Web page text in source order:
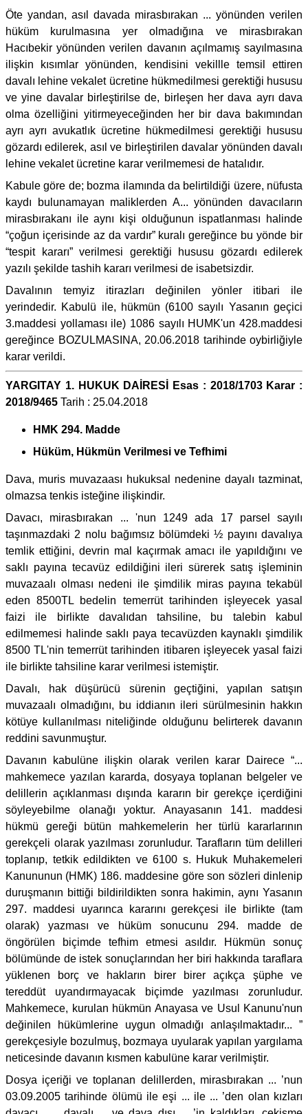
Öte yandan, asıl davada mirasbırakan ... yönünden verilen
hüküm kurulmasına yer olmadığına ve mirasbırakan
Hacıbekir yönünden verilen davanın açılmamış sayılmasına
ilişkin kısımlar yönünden, kendisini vekillle temsil ettiren
davalı lehine vekalet ücretine hükmedilmesi gerektiği hususu
ve yine davalar birleştirilse de, birleşen her dava ayrı dava
olma özelliğini yitirmeyeceğinden her bir dava bakımından
ayrı ayrı avukatlık ücretine hükmedilmesi gerektiği hususu
gözardı edilerek, asıl ve birleştirilen davalar yönünden davalı
lehine vekalet ücretine karar verilmemesi de hatalıdır.
Kabule göre de; bozma ilamında da belirtildiği üzere, nüfusta
kaydı bulunamayan maliklerden A... yönünden davacıların
mirasbırakanı ile aynı kişi olduğunun ispatlanması halinde
“çoğun içerisinde az da vardır” kuralı gereğince bu yönde bir
“tespit kararı” verilmesi gerektiği hususu gözardı edilerek
yazılı şekilde tashih kararı verilmesi de isabetsizdir.
Davalının temyiz itirazları değinilen yönler itibari ile
yerindedir. Kabulü ile, hükmün (6100 sayılı Yasanın geçici
3.maddesi yollaması ile) 1086 sayılı HUMK'un 428.maddesi
gereğince BOZULMASINA, 20.06.2018 tarihinde oybirliğiyle
karar verildi.
YARGITAY 1. HUKUK DAİRESİ Esas : 2018/1703 Karar :
2018/9465 Tarih : 25.04.2018
HMK 294. Madde
Hüküm, Hükmün Verilmesi ve Tefhimi
Dava, muris muvazaası hukuksal nedenine dayalı tazminat,
olmazsa tenkis isteğine ilişkindir.
Davacı, mirasbırakan ... 'nun 1249 ada 17 parsel sayılı
taşınmazdaki 2 nolu bağımsız bölümdeki ½ payını davalıya
temlik ettiğini, devrin mal kaçırmak amacı ile yapıldığını ve
saklı payına tecavüz edildiğini ileri sürerek satış işleminin
muvazaalı olması nedeni ile şimdilik miras payına tekabül
eden 8500TL bedelin temerrüt tarihinden işleyecek yasal
faizi ile birlikte davalıdan tahsiline, bu talebin kabul
edilmemesi halinde saklı paya tecavüzden kaynaklı şimdilik
8500 TL'nin temerrüt tarihinden itibaren işleyecek yasal faizi
ile birlikte tahsiline karar verilmesi istemiştir.
Davalı, hak düşürücü sürenin geçtiğini, yapılan satışın
muvazaalı olmadığını, bu iddianın ileri sürülmesinin hakkın
kötüye kullanılması niteliğinde olduğunu belirterek davanın
reddini savunmuştur.
Davanın kabulüne ilişkin olarak verilen karar Dairece “...
mahkemece yazılan kararda, dosyaya toplanan belgeler ve
delillerin açıklanması dışında kararın bir gerekçe içerdiğini
söyleyebilme olanağı yoktur. Anayasanın 141. maddesi
hükmü gereği bütün mahkemelerin her türlü kararlarının
gerekçeli olarak yazılması zorunludur. Tarafların tüm delilleri
toplanıp, tetkik edildikten ve 6100 s. Hukuk Muhakemeleri
Kanununun (HMK) 186. maddesine göre son sözleri dinlenip
duruşmanın bittiği bildirildikten sonra hakimin, aynı Yasanın
297. maddesi uyarınca kararını gerekçesi ile birlikte (tam
olarak) yazması ve hüküm sonucunu 294. madde de
öngörülen biçimde tefhim etmesi asıldır. Hükmün sonuç
bölümünde de istek sonuçlarından her biri hakkında taraflara
yüklenen borç ve hakların birer birer açıkça şüphe ve
tereddüt uyandırmayacak biçimde yazılması zorunludur.
Mahkemece, kurulan hükmün Anayasa ve Usul Kanunu'nun
değinilen hükümlerine uygun olmadığı anlaşılmaktadır... ”
gerekçesiyle bozulmuş, bozmaya uyularak yapılan yargılama
neticesinde davanın kısmen kabulüne karar verilmiştir.
Dosya içeriği ve toplanan delillerden, mirasbırakan ... ’nun
03.09.2005 tarihinde ölümü ile eşi ... ile ... ’den olan kızları